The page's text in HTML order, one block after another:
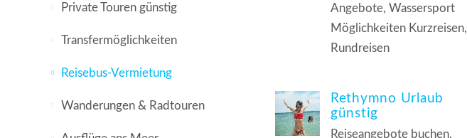
Private Touren günstig
Transfermöglichkeiten
Reisebus-Vermietung
Wanderungen & Radtouren
Angebote, Wassersport
Möglichkeiten Kurzreisen,
Rundreisen
Rethymno Urlaub
günstig
Reiseangebote buchen,